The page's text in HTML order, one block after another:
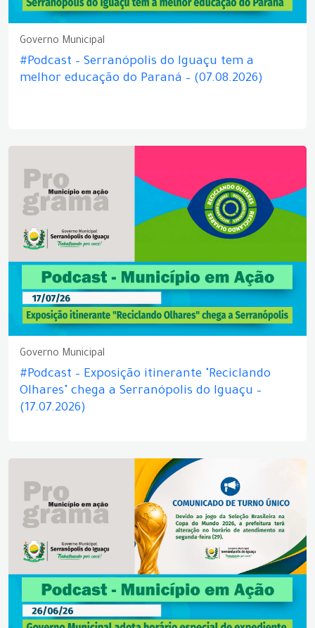
Governo Municipal
#Podcast – Serranópolis do Iguaçu tem a
melhor educação do Paraná – (07.08.2026)
Governo Municipal
#Podcast – Exposição itinerante "Reciclando
Olhares" chega a Serranópolis do Iguaçu –
(17.07.2026)